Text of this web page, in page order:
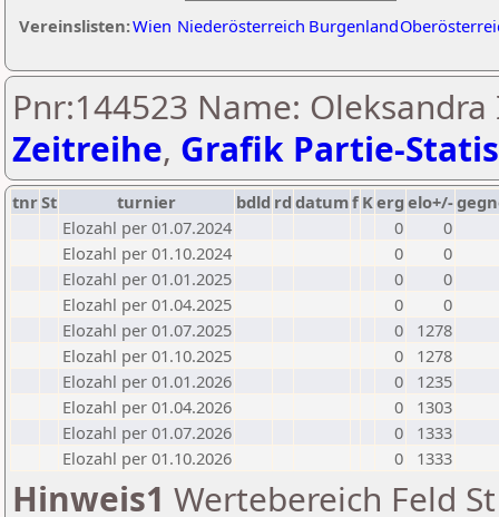
Vereinslisten:Wien Niederösterreich Burgenland
Pnr:144523 Name: Oleksandra
Zeitreihe, Grafik Partie-
tnrSt turnier bdld rd datumf Kerg elo+/-
Elozahl per 01.07.2024
0
0
Elozahl per 01.10.2024
0
0
Elozahl per 01.01.2025
0
0
Elozahl per 01.04.2025
0
0
Elozahl per 01.07.2025
0
1278
Elozahl per 01.10.2025
0
1278
Elozahl per 01.01.2026
0
1235
Elozahl per 01.04.2026
0
1303
Elozahl per 01.07.2026
0
1333
Elozahl per 01.10.2026
0 1333
Hinweis1 Wertebereich Feld